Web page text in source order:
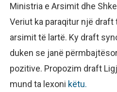
Ministria e Arsimit dhe
Veriut ka paraqitur një
arsimit të lartë. Ky draft
duken se janë
pozitive. Propozim draft
mund ta lexoni këtu.